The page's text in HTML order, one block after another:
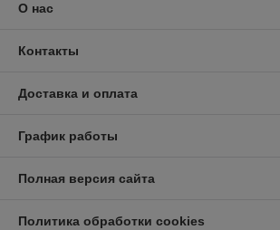
О нас
Контакты
Доставка и оплата
График работы
Полная версия сайта
Политика обработки cookies